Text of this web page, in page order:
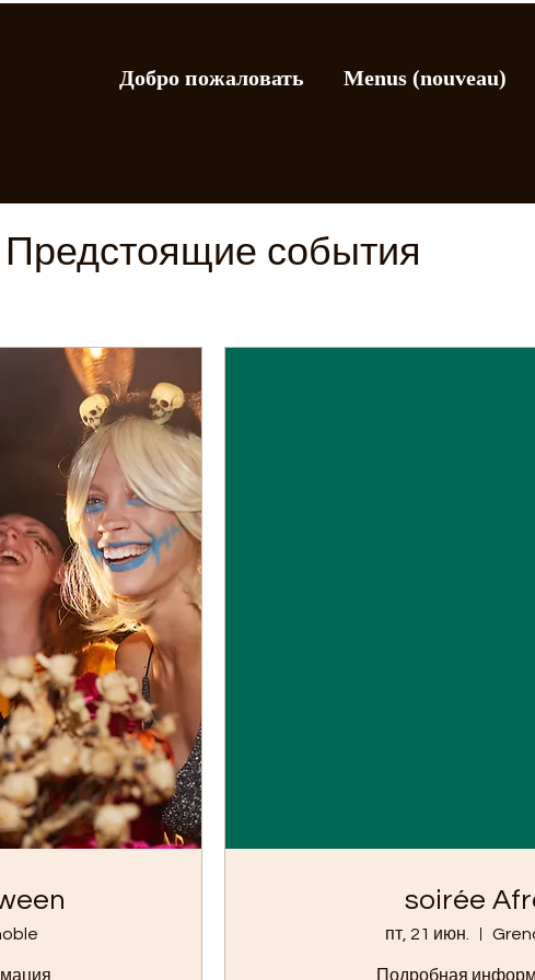
Добро пожаловать Menus (nouveau)
Предстоящие события
soirée
пт, 21 июн.
Подробная